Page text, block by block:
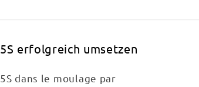
5S erfolgreich umsetzen
5S dans le moulage par